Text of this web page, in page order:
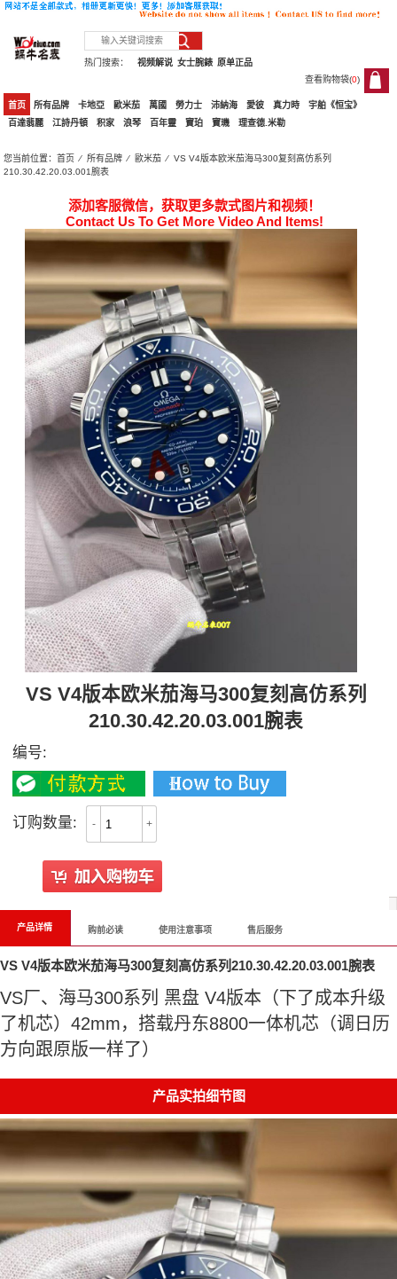
热门搜索： 原单正品
女士腕錶
视频解说
查看购物袋(0)
0
首页 所有品牌 卡地亞 歐米茄 萬國 勞力士 沛納海 愛彼 真力時
宇舶《恒宝》
百達翡麗
江詩丹頓 积家 浪琴 百年靈 寶珀 寶璣 理查德.米勒
您当前位置：首页 ⁄所有品牌 ⁄ 歐米茄 ⁄ VS V4版本欧米茄海马300复刻高仿系列
210.30.42.20.03.001腕表
添加客服微信，获取更多款式图片和视频！
Contact Us To Get More Video And Items!
VS V4版本欧米茄海马300复刻高仿系列
210.30.42.20.03.001腕表
编号:
订购数量: - +
产品详情 购前必读 使用注意事项 售后服务
VS V4版本欧米茄海马300复刻高仿系列210.30.42.20.03.001腕表
VS厂、海马300系列 黑盘 V4版本（下了成本升级
了机芯）42mm，搭载丹东8800一体机芯（调日历
方向跟原版一样了）
产品实拍细节图